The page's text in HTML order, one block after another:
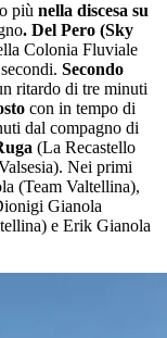
più nella discesa su
. Del Pero (Sky
Colonia Fluviale
Secondo
ritardo di tre minuti
con in tempo di
dal compagno di
(La Recastello
Nei primi
(Team Valtellina),
Gianola
e Erik Gianola